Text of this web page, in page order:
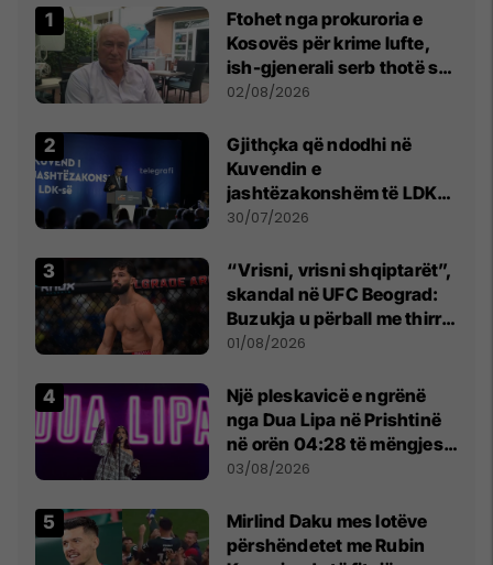
Ftohet nga prokuroria e
Kosovës për krime lufte,
ish-gjenerali serb thotë se
dikush e tradhtoi në
02/08/2026
Gjithçka që ndodhi në
Kuvendin e
jashtëzakonshëm të LDK-
së
30/07/2026
“Vrisni, vrisni shqiptarët”,
skandal në UFC Beograd:
Buzukja u përball me thirrje
anti-shqiptare nga
01/08/2026
Një pleskavicë e ngrënë
nga Dua Lipa në Prishtinë
në orën 04:28 të mëngjesit
- dhe bota digjitale serbe
03/08/2026
Mirlind Daku mes lotëve
përshëndetet me Rubin